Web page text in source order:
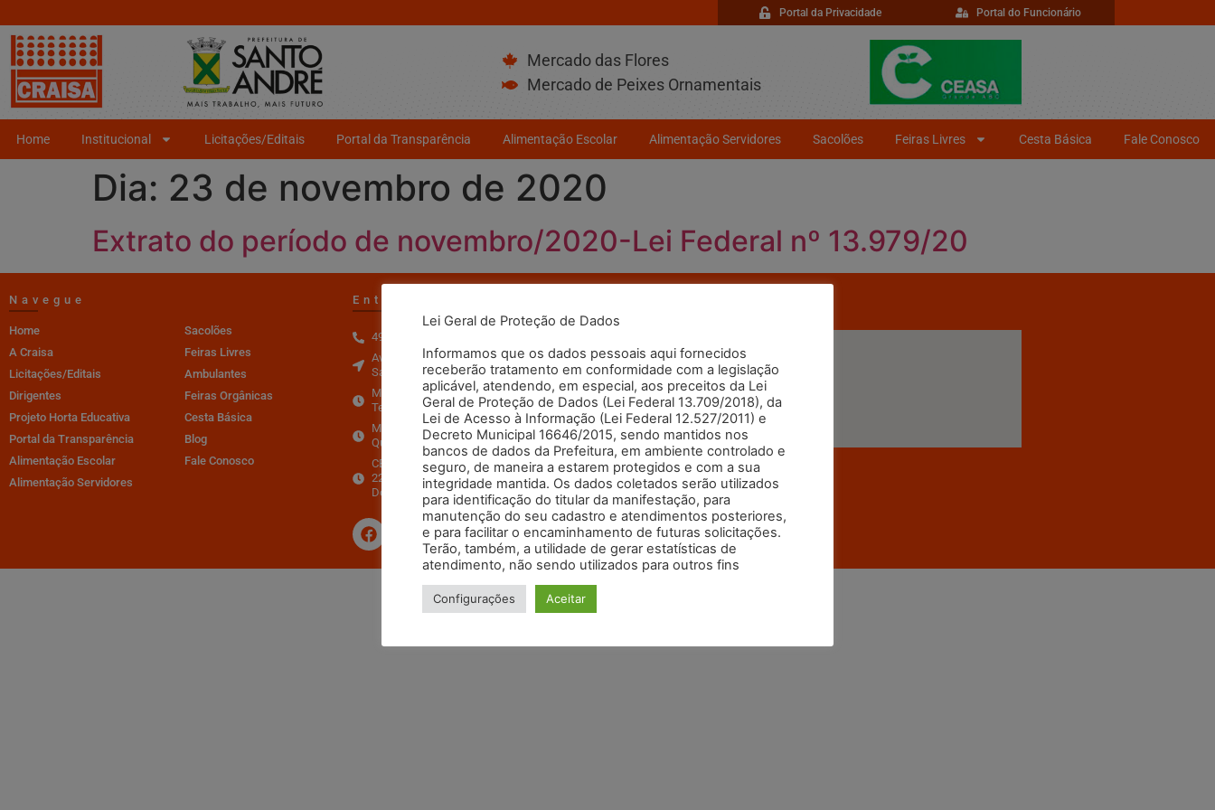
Portal da Privacidade Portal do Funcionário
Mercado das Flores
Mercado de Peixes Ornamentais
Home Institucional Licitações/Editais Portal da Transparência Alimentação Escolar Alimentação Servidores Sacolões Feiras Livres Cesta Básica Fale Conosco
Dia: 23 de novembro de 2020
Extrato do período de novembro/2020-Lei Federal nº 13.979/20
Navegue
Home
A Craisa
Licitações/Editais
Dirigentes
Projeto Horta Educativa
Portal da Transparência
Alimentação Escolar
Alimentação Servidores
Sacolões
Feiras Livres
Ambulantes
Feiras Orgânicas
Cesta Básica
Blog
Fale Conosco
Entre em Contato
4996-9500
Av. dos Estados, 2195 - Bairro Santa Terezinha
Santo André - SP - CEP: 09210-580
Mercado de flores
Terças e sextas-feiras a partir das 17h, até as 21h.
Mercado de peixes ornamentais
Quarta-feira, das 13h às 18h.
CEASA (Hortifruti) Segunda à Sexta - feira, à partir das
22:00hs às 12:00hs. Sábado fecha às 12:00hs reabre no
Domingo às 00:00hs.
Lei Geral de Proteção de Dados
Informamos que os dados pessoais aqui fornecidos
receberão tratamento em conformidade com a legislação
aplicável, atendendo, em especial, aos preceitos da Lei
Geral de Proteção de Dados (Lei Federal 13.709/2018), da
Lei de Acesso à Informação (Lei Federal 12.527/2011) e
Decreto Municipal 16646/2015, sendo mantidos nos
bancos de dados da Prefeitura, em ambiente controlado e
seguro, de maneira a estarem protegidos e com a sua
integridade mantida. Os dados coletados serão utilizados
para identificação do titular da manifestação, para
manutenção do seu cadastro e atendimentos posteriores,
e para facilitar o encaminhamento de futuras solicitações.
Terão, também, a utilidade de gerar estatísticas de
atendimento, não sendo utilizados para outros fins
Configurações Aceitar